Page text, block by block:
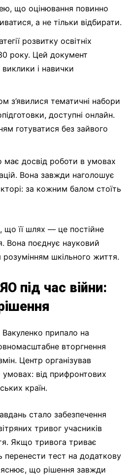
що оцінювання повинно
а не тільки відбирати.
розвитку освітніх
року. Цей документ
і навички
з’явилися тематичні набори
доступні онлайн.
готуватися без зайвого
має досвід роботи в умовах
Вона завжди наголошує
за кожним балом стоїть
що її шлях — це постійне
Вона поєднує науковий
розумінням шкільного життя.
під час війни:
припало на
вторгнення
Центр організував
умовах: від прифронтових
країн.
стало забезпечення
тривог учасників
Якщо тривога триває
перенести тест на додаткову
що рішення завжди